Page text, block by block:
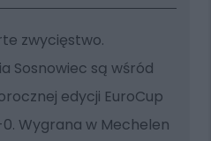
zwycięstwo.
Sosnowiec są wśród
edycji EuroCup
Wygrana w Mechelen